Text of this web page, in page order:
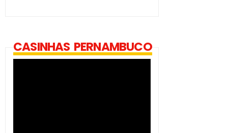
CASINHAS PERNAMBUCO